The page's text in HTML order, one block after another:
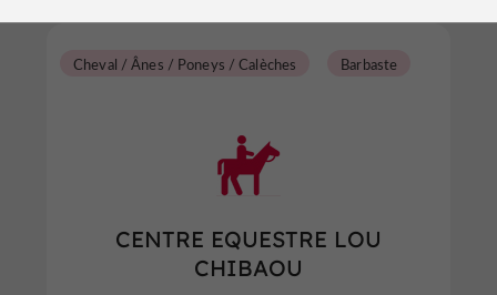
CENTRE EQUESTRE LOU
CHIBAOU
Cheval / Ânes / Poneys / Calèches Barbaste